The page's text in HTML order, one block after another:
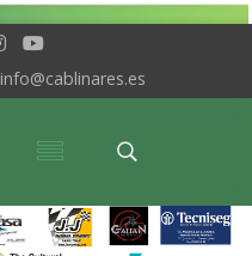
info@cablinares.es